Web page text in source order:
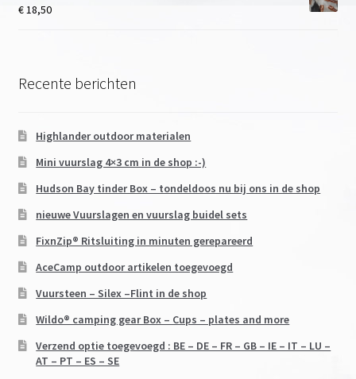
€18,50
Recente berichten
Highlander outdoor materialen
Mini vuurslag 4×3 cm in de shop :-)
Hudson Bay tinder Box – tondeldoos nu bij ons in de shop
nieuwe Vuurslagen en vuurslag buidel sets
FixnZip® Ritsluiting in minuten gerepareerd
AceCamp outdoor artikelen toegevoegd
Vuursteen – Silex –Flint in de shop
Wildo® camping gear Box – Cups – plates and more
Verzend optie toegevoegd : BE – DE – FR – GB – IE – IT – LU –
AT – PT – ES – SE